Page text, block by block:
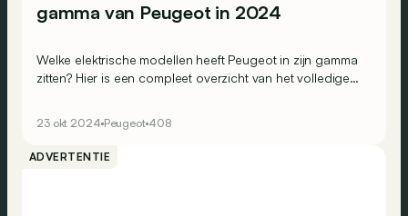
gamma van Peugeot in 2024
Welke elektrische modellen heeft Peugeot in zijn gamma
zitten? Hier is een compleet overzicht van het volledige
23 okt 2024 Peugeot 408
ADVERTENTIE